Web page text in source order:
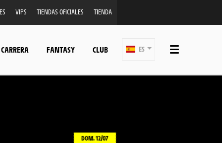
VIPS TIENDAS OFICIALES TIENDA
FANTASY CLUB ES
DOM. 12/07